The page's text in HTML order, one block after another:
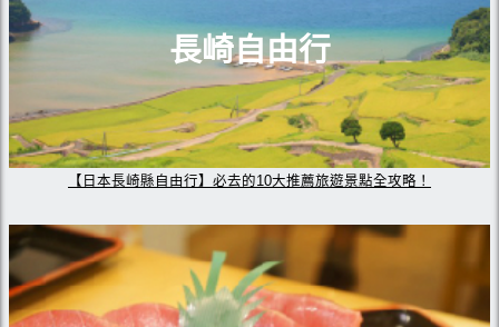
長崎自由行
【日本長崎縣自由行】必去的10大推薦旅遊景點全攻略！